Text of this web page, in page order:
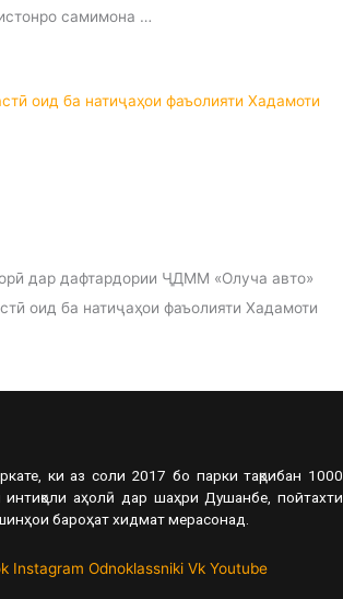
самимона …
оид ба натиҷаҳои фаъолияти Хадамоти
дар дафтардории ҶДММ «Олуча авто»
оид ба натиҷаҳои фаъолияти Хадамоти
ки аз соли 2017 бо парки тақрибан 1000
аҳолӣ дар шаҳри Душанбе, пойтахти
бароҳат хидмат мерасонад.
Instagram Odnoklassniki Vk Youtube